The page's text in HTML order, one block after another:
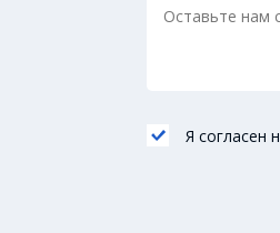
Я согласен